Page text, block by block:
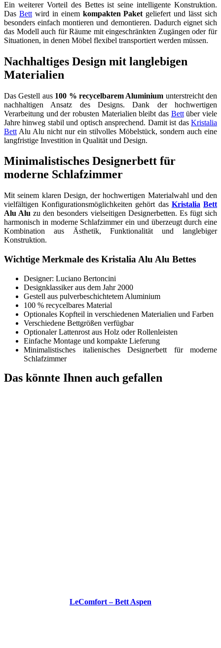
Ein weiterer Vorteil des Bettes ist seine intelligente Konstruktion.
Das Bettwird in einem kompakten Paket geliefert und lässt sich
besonders einfach montieren und demontieren. Dadurch eignet sich
das Modell auch für Räume mit eingeschränkten Zugängen oder für
Situationen, in denen Möbel flexibel transportiert werden müssen.
Nachhaltiges Design mit langlebigen
Materialien
Das Gestell aus 100 % recycelbarem Aluminium unterstreicht den
nachhaltigen Ansatz des Designs. Dank der hochwertigen
Verarbeitung und der robusten Materialien bleibt das Bettüber viele
Jahre hinweg stabil und optisch ansprechend. Damit ist das Kristalia
Bett Alu Alu nicht nur ein stilvolles Möbelstück, sondern auch eine
langfristige Investition in Qualität und Design.
Minimalistisches Designerbett für
moderne Schlafzimmer
Mit seinem klaren Design, der hochwertigen Materialwahl und den
vielfältigen Konfigurationsmöglichkeiten gehört das Kristalia Bett
Alu Alu zu den besonders vielseitigen Designerbetten. Es fügt sich
harmonisch in moderne Schlafzimmer ein und überzeugt durch eine
Kombination aus Ästhetik, Funktionalität und langlebiger
Konstruktion.
Wichtige Merkmale des Kristalia Alu Alu Bettes
Designer: Luciano Bertoncini
Designklassiker aus dem Jahr 2000
Gestell aus pulverbeschichtetem Aluminium
100 % recycelbares Material
Optionales Kopfteil in verschiedenen Materialien und Farben
Verschiedene Bettgrößen verfügbar
Optionaler Lattenrost aus Holz oder Rollenleisten
Einfache Montage und kompakte Lieferung
Minimalistisches italienisches Designerbett für moderne
Schlafzimmer
Das könnte Ihnen auch gefallen
LeComfort – Bett Aspen